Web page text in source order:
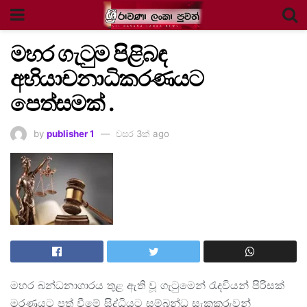
මහර ගැටුම පිළිබඳ
අභියාචනාධිකරණයට
පෙත්සමක් .
by publisher 1 වසර 3ක් ago
මහර බන්ධනාගාරය තුළ ඇති වූ ගැටුමෙන් රැදවියන් පිරිසක්
මරණයට පත් වීමේ සිද්ධියට සම්බන්ධ සැකකරුවන්